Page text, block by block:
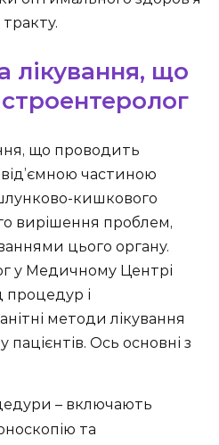
лікування, що
що проводить
частиною
кишкового
вирішення проблем,
цього органу.
у Медичному Центрі
і
методи лікування
Ось основні з
– включають
та